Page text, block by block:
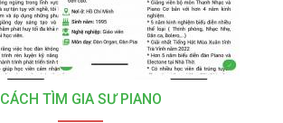
CÁCH TÌM GIA SƯ PIANO